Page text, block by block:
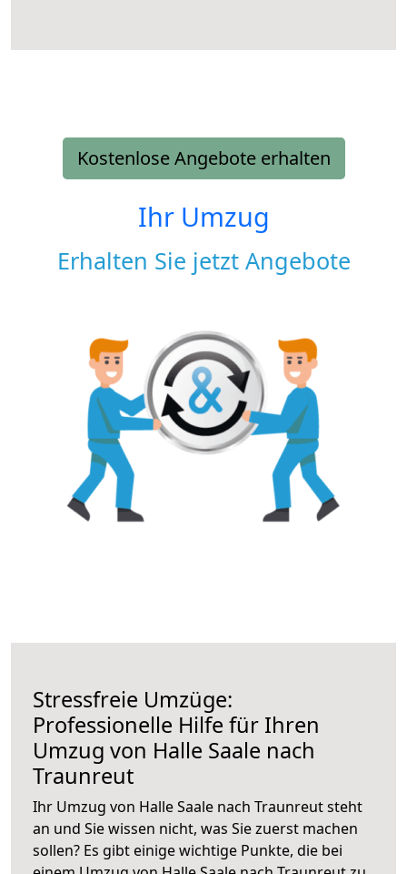
Kostenlose Angebote erhalten
Ihr Umzug
Erhalten Sie jetzt Angebote
Stressfreie Umzüge:
Professionelle Hilfe für Ihren
Umzug von Halle Saale nach
Traunreut
Ihr Umzug von Halle Saale nach Traunreut steht
an und Sie wissen nicht, was Sie zuerst machen
sollen? Es gibt einige wichtige Punkte, die bei